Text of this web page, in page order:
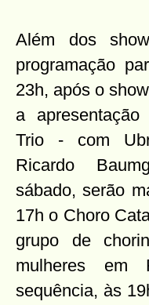
Além dos
programação
23h, após o
a
Trio - com
Ricardo
sábado, serão
17h o Choro
grupo de
mulheres em
sequência, às